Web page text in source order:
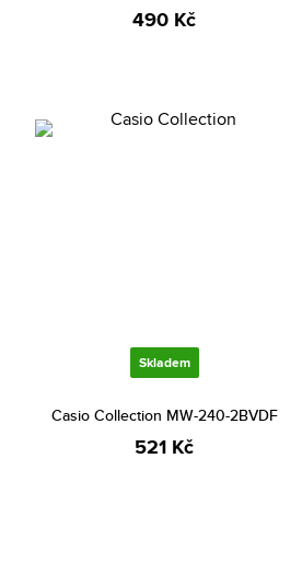
490 Kč
Skladem
Casio Collection MW-240-2BVDF
521 Kč